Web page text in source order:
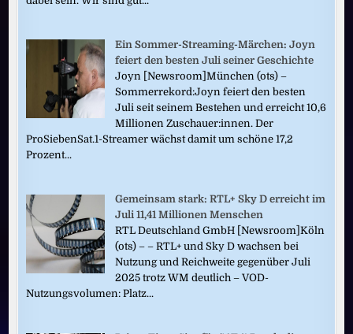
Ein Sommer-Streaming-Märchen: Joyn
feiert den besten Juli seiner Geschichte
Joyn [Newsroom]München (ots) –
Sommerrekord:Joyn feiert den besten
Juli seit seinem Bestehen und erreicht 10,6
Millionen Zuschauer:innen. Der
ProSiebenSat.1-Streamer wächst damit um schöne 17,2
Prozent...
Gemeinsam stark: RTL+ Sky D erreicht im
Juli 11,41 Millionen Menschen
RTL Deutschland GmbH [Newsroom]Köln
(ots) – – RTL+ und Sky D wachsen bei
Nutzung und Reichweite gegenüber Juli
2025 trotz WM deutlich – VOD-
Nutzungsvolumen: Platz...